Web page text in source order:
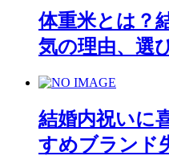
体重米とは？
気の理由、選
結婚内祝いに
すめブランド